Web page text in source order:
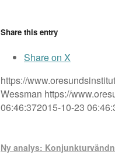
Share this entry
Share on X
https://
Wessman https://
06:46:372015-10-23
Ny analys: